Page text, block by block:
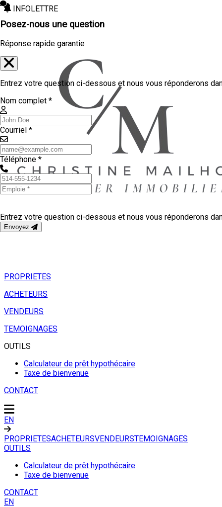
INFOLETTRE
PROPRIETES
ACHETEURS
VENDEURS
TEMOIGNAGES
OUTILS
Calculateur de prêt hypothécaire
Taxe de bienvenue
CONTACT
EN
PROPRIETESACHETEURSVENDEURSTEMOIGNAGES
OUTILS
Calculateur de prêt hypothécaire
Taxe de bienvenue
CONTACT
EN
Posez-nous une question
Réponse rapide garantie
Entrez votre question ci-dessous et nous vous réponderons
Nom complet *
Courriel *
Téléphone *
Entrez votre question ci-dessous et nous vous réponderons
Envoyez